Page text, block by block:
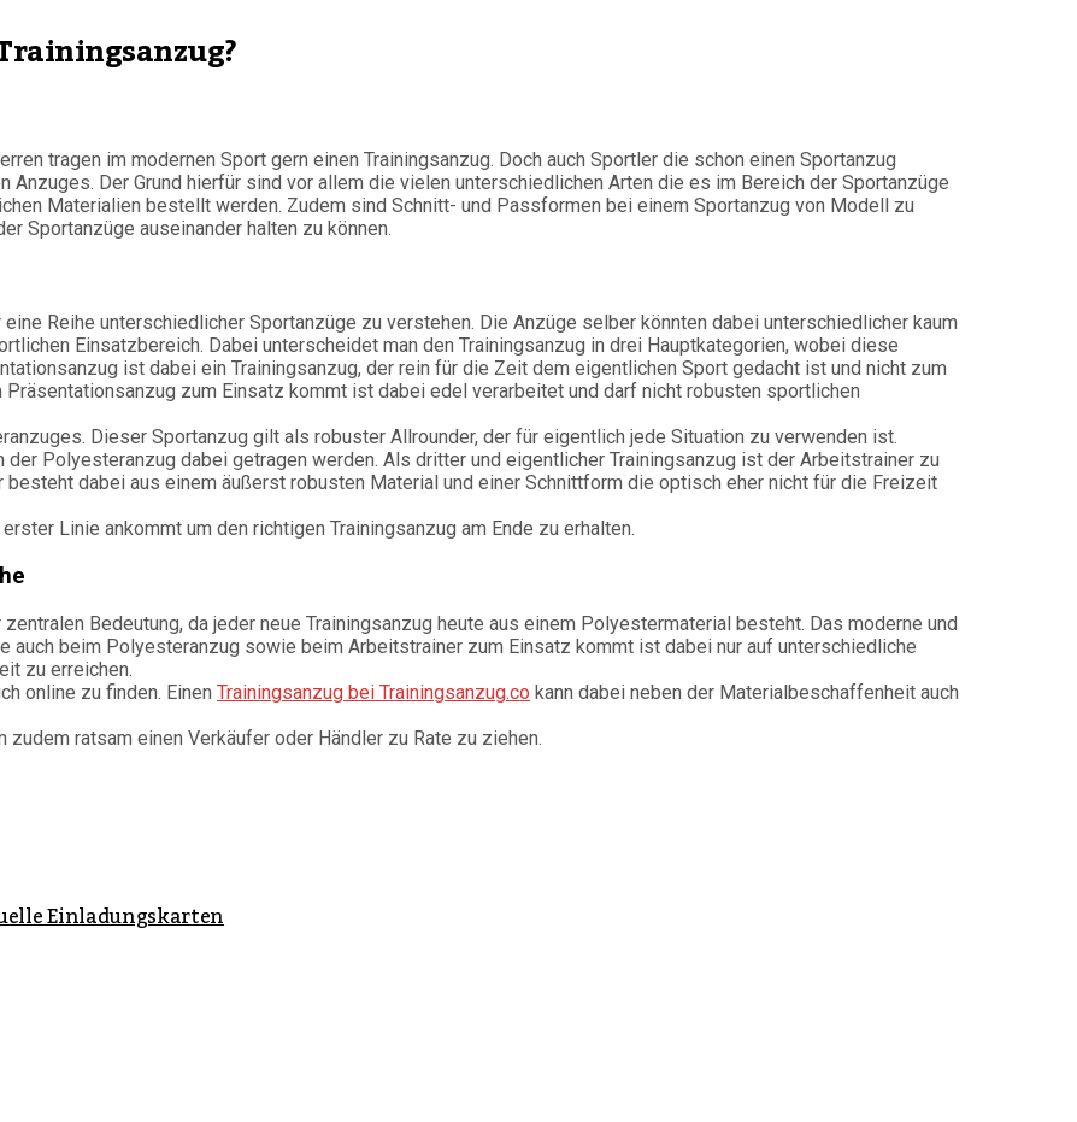
tragen im modernen Sport gern einen Trainingsanzug. Doch auch Sportler die schon einen Sportanzug
Der Grund hierfür sind vor allem die vielen unterschiedlichen Arten die es im Bereich der Sportanzüge
Materialien bestellt werden. Zudem sind Schnitt- und Passformen bei einem Sportanzug von Modell zu
Sportanzüge auseinander halten zu können.
Reihe unterschiedlicher Sportanzüge zu verstehen. Die Anzüge selber könnten dabei unterschiedlicher kaum
Einsatzbereich. Dabei unterscheidet man den Trainingsanzug in drei Hauptkategorien, wobei diese
ist dabei ein Trainingsanzug, der rein für die Zeit dem eigentlichen Sport gedacht ist und nicht zum
zum Einsatz kommt ist dabei edel verarbeitet und darf nicht robusten sportlichen
Dieser Sportanzug gilt als robuster Allrounder, der für eigentlich jede Situation zu verwenden ist.
Polyesteranzug dabei getragen werden. Als dritter und eigentlicher Trainingsanzug ist der Arbeitstrainer zu
dabei aus einem äußerst robusten Material und einer Schnittform die optisch eher nicht für die Freizeit
Linie ankommt um den richtigen Trainingsanzug am Ende zu erhalten.
Bedeutung, da jeder neue Trainingsanzug heute aus einem Polyestermaterial besteht. Das moderne und
beim Polyesteranzug sowie beim Arbeitstrainer zum Einsatz kommt ist dabei nur auf unterschiedliche
zu erreichen.
online zu finden. Einen Trainingsanzug bei Trainingsanzug.co kann dabei neben der Materialbeschaffenheit auch
ratsam einen Verkäufer oder Händler zu Rate zu ziehen.
Einladungskarten